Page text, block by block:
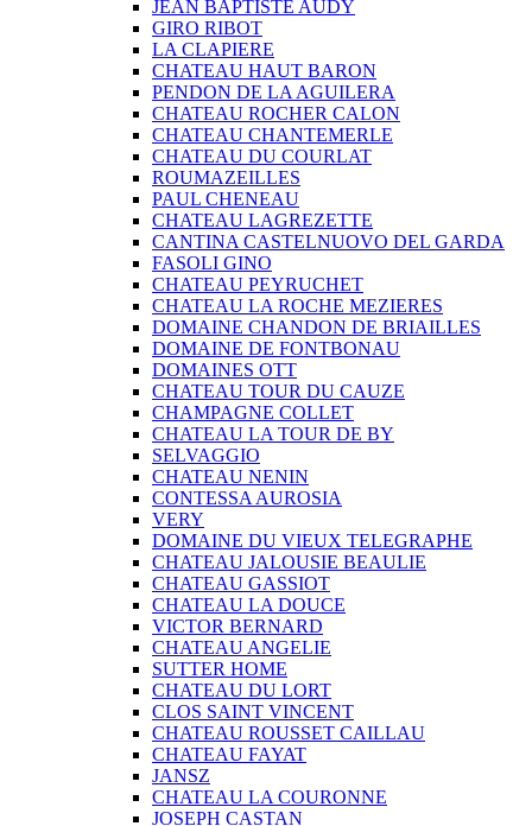
JEAN BAPTISTE AUDY
GIRO RIBOT
LA CLAPIERE
CHATEAU HAUT BARON
PENDON DE LA AGUILERA
CHATEAU ROCHER CALON
CHATEAU CHANTEMERLE
CHATEAU DU COURLAT
ROUMAZEILLES
PAUL CHENEAU
CHATEAU LAGREZETTE
CANTINA CASTELNUOVO DEL GARDA
FASOLI GINO
CHATEAU PEYRUCHET
CHATEAU LA ROCHE MEZIERES
DOMAINE CHANDON DE BRIAILLES
DOMAINE DE FONTBONAU
DOMAINES OTT
CHATEAU TOUR DU CAUZE
CHAMPAGNE COLLET
CHATEAU LA TOUR DE BY
SELVAGGIO
CHATEAU NENIN
CONTESSA AUROSIA
VERY
DOMAINE DU VIEUX TELEGRAPHE
CHATEAU JALOUSIE BEAULIE
CHATEAU GASSIOT
CHATEAU LA DOUCE
VICTOR BERNARD
CHATEAU ANGELIE
SUTTER HOME
CHATEAU DU LORT
CLOS SAINT VINCENT
CHATEAU ROUSSET CAILLAU
CHATEAU FAYAT
JANSZ
CHATEAU LA COURONNE
JOSEPH CASTAN